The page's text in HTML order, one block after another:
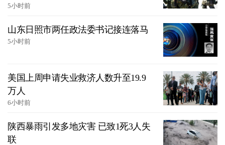
5小时前
山东日照市两任政法委书记接连落马
5小时前
美国上周申请失业救济人数升至19.9
万人
6小时前
陕西暴雨引发多地灾害 已致1死3人失
联